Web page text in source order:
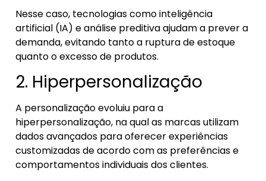
Nesse caso, tecnologias como inteligência
artificial (IA) e análise preditiva ajudam a prever a
demanda, evitando tanto a ruptura de estoque
quanto o excesso de produtos.
2. Hiperpersonalização
A personalização evoluiu para a
hiperpersonalização, na qual as marcas utilizam
dados avançados para oferecer experiências
customizadas de acordo com as preferências e
comportamentos individuais dos clientes.